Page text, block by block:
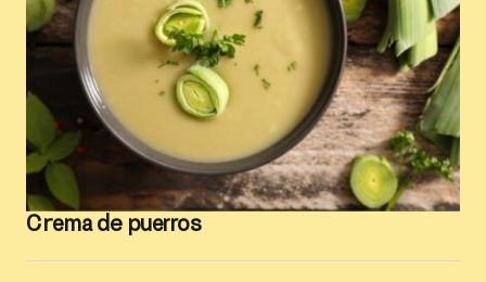
Crema de puerros